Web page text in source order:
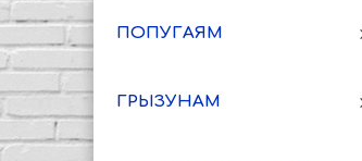
ПОПУГАЯМ
ГРЫЗУНАМ